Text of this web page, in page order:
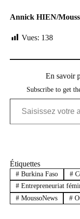
Annick HIEN/
Vues: 138
En savoir
Subscribe to get
Saisissez votre adresse e-mail…
Étiquettes
#Burkina Faso #
#Entrepreneuriat
#MoussoNews #